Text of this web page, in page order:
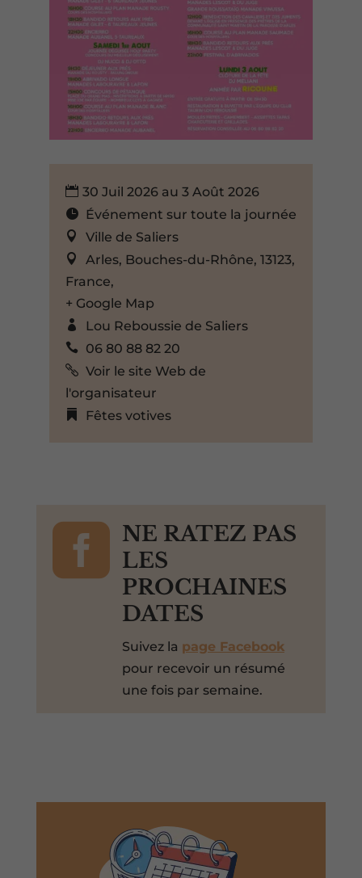
30 Juil 2026 au 3 Août 2026
Événement sur toute la journée
Ville de Saliers
Arles, Bouches-du-Rhône, 13123,
France,
+ Google Map
Lou Reboussie de Saliers
06 80 88 82 20
Voir le site Web de
l'organisateur
Fêtes votives

NE RATEZ PAS
LES
PROCHAINES
DATES
Suivez la page Facebook
pour recevoir un résumé
une fois par semaine.